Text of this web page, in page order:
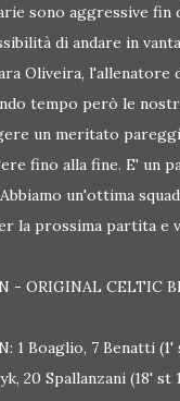
sono aggressive fin
di andare in
Oliveira, l'allenatore
tempo però le
un meritato
fino alla fine. E' un
un'ottima
la prossima partita e
- ORIGINAL CELTIC
1 Boaglio, 7 Benatti
20 Spallanzani (18' st